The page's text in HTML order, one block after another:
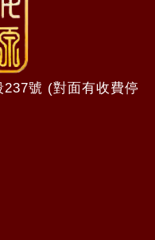
號 (對面有收費停